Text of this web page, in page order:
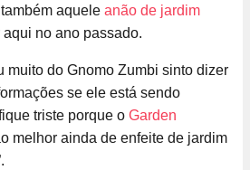
aquele anão de jardim
no ano passado.
muito do Gnomo Zumbi sinto dizer
se ele está sendo
triste porque o Garden
melhor ainda de enfeite de jardim